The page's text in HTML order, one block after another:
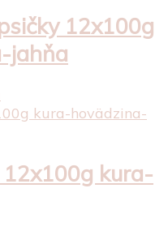
12x100g
jahňa
kura-